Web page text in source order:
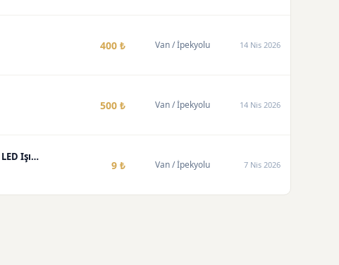
400 ₺ Van/ İpekyolu 14 Nis 2026
500 ₺ Van/ İpekyolu 14 Nis 2026
Jaguar F-Type 12V Lisanslı Çocuk Elektrikli Arabası - Açılır Kapılar, LED Işıklar
9 ₺ Van/ İpekyolu 7 Nis 2026